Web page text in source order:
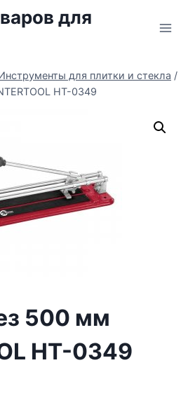
для
для плитки и стекла /
HT-0349
500 мм
HT-0349